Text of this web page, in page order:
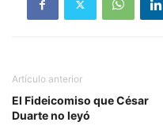
Artículo anterior
El Fideicomiso que César
Duarte no leyó